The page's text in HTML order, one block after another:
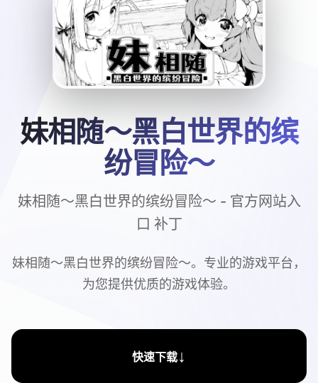
妹相随～黑白世界的缤
纷冒险～
妹相随～黑白世界的缤纷冒险～ - 官方网站入
口 补丁
妹相随～黑白世界的缤纷冒险～。专业的游戏平台，
为您提供优质的游戏体验。
快速下载↓